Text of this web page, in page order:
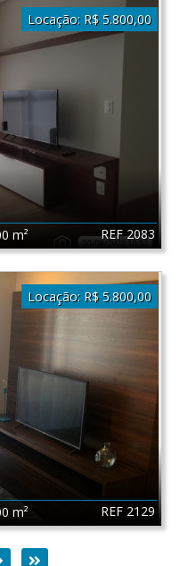
REF 2083
m²
Locação: R$ 5.800,00
REF 2129
m²
Locação: R$ 5.800,00
PróximaÚltima